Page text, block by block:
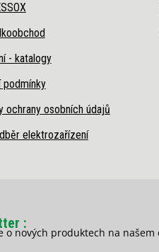
- katalogy
podmínky
ochrany osobních údajů
elektrozařízení
nových produktech na našem